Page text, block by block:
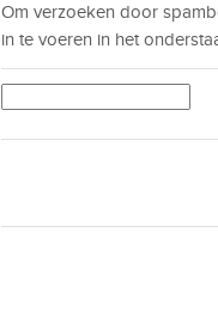
Om verzoeken door
in te voeren in het